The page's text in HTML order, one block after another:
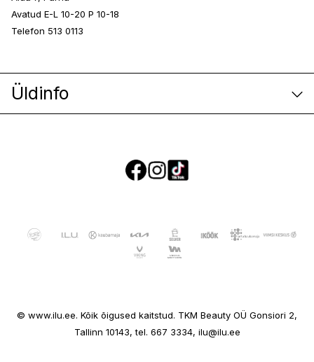
Avatud E-L 10-20 P 10-18
Telefon 513 0113
Üldinfo
© www.ilu.ee. Kõik õigused kaitstud. TKM Beauty OÜ Gonsiori 2,
Tallinn 10143, tel. 667 3334, ilu@ilu.ee